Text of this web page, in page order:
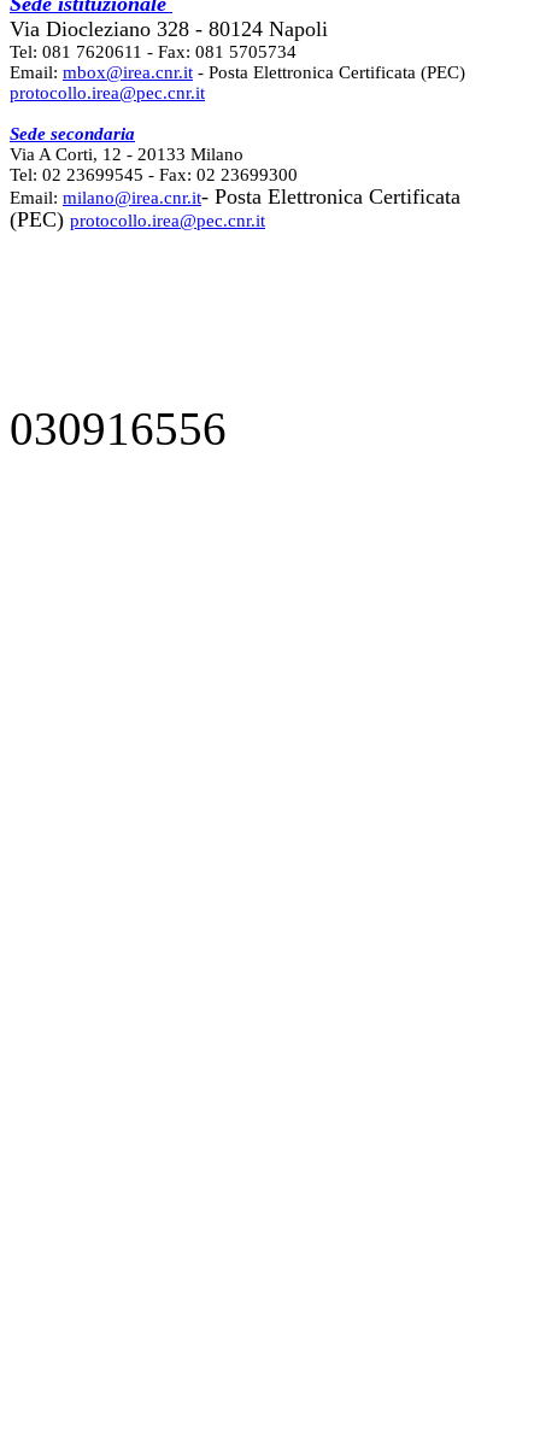
Via Diocleziano 328 - 80124 Napoli
Tel: 081 7620611 - Fax: 081 5705734
Email: mbox@irea.cnr.it - Posta Elettronica Certificata (PEC)
protocollo.irea@pec.cnr.it
Sede secondaria
Via A Corti, 12 - 20133 Milano
Tel: 02 23699545 - Fax: 02 23699300
Email: milano@irea.cnr.it- Posta Elettronica Certificata
(PEC) protocollo.irea@pec.cnr.it
030916556